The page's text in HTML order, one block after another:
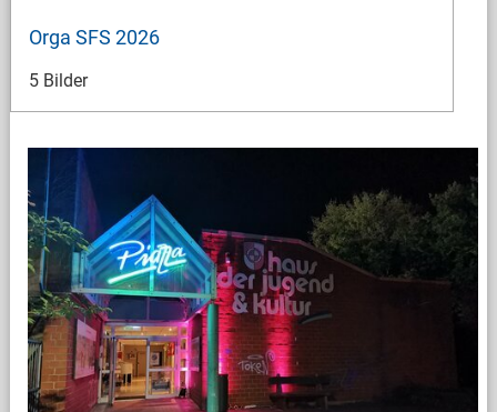
Orga SFS 2026
5 Bilder